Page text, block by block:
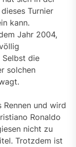
Turnier
kann.
Jahr 2004,
Selbst die
solchen
und wird
Ronaldo
nicht zu
Trotzdem ist